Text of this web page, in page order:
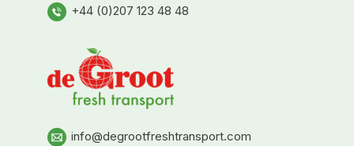
+44 (0)207 123 48 48
info@degrootfreshtransport.com